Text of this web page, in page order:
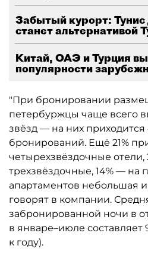
Забытый курорт:
станет альтернативой
Китай, ОАЭ и Турция
популярности
"При бронировании
петербуржцы чаще всего
звёзд — на них приходится
бронирований. Ещё 21%
четырехзвёздочные отели,
трехзвёздочные, 14% — на
апартаментов небольшая и
говорят в компании.
забронированной ночи в
в январе–июле составляет
к году).